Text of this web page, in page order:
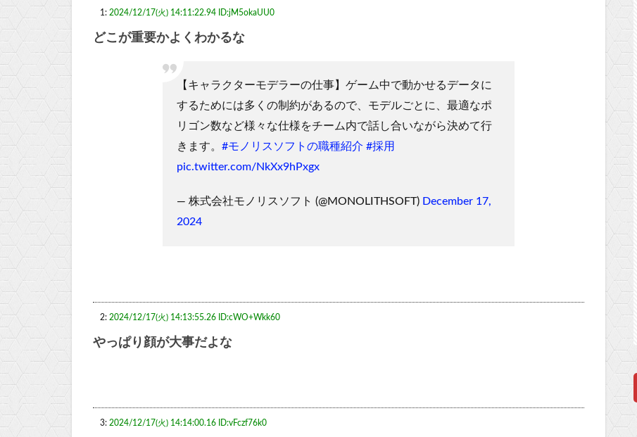
1: 2024/12/17(火) 14:11:22.94 ID:jM5okaUU0
どこが重要かよくわかるな
【キャラクターモデラーの仕事】ゲーム中で動かせるデータに
するためには多くの制約があるので、モデルごとに、最適なポ
リゴン数など様々な仕様をチーム内で話し合いながら決めて行
きます。 #モノリスソフトの職種紹介 #採用
pic.twitter.com/NkXx9hPxgx
— 株式会社モノリスソフト (@MONOLITHSOFT) December 17,
2024
2: 2024/12/17(火) 14:13:55.26 ID:cWO+Wkk60
やっぱり顔が大事だよな
3: 2024/12/17(火) 14:14:00.16 ID:vFczf76k0